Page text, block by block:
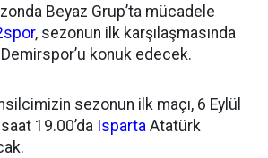
Beyaz Grup’ta mücadele
, sezonun ilk karşılaşmasında
konuk edecek.
sezonun ilk maçı, 6 Eylül
19.00’da Isparta Atatürk